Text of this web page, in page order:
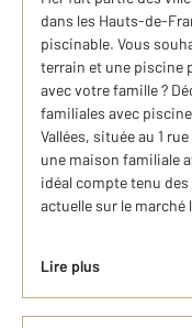
dans les Hauts-de-
piscinable. Vous
terrain et une piscine
avec votre famille ?
familiale​s avec piscine
Vallées, située au 1
une maison familiale
idéal compte tenu des
actuelle sur le marché
Lire plus